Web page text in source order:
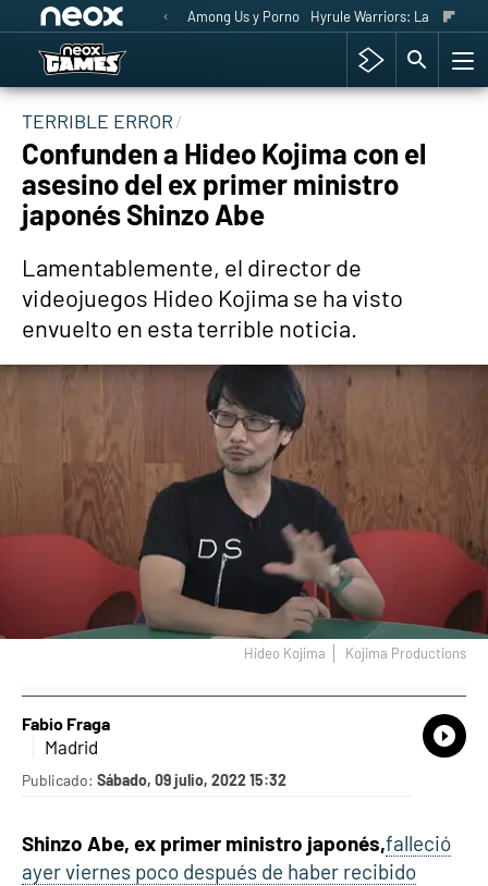
Among Us y Porno Hyrule Warriors: La Era del
TERRIBLE ERROR
Confunden a Hideo Kojima con el
asesino del ex primer ministro
japonés Shinzo Abe
Lamentablemente, el director de
videojuegos Hideo Kojima se ha visto
envuelto en esta terrible noticia.
Hideo Kojima Kojima Productions
Fabio Fraga
Madrid
Publicado: Sábado, 09 julio, 2022 15:32
Shinzo Abe, ex primer ministro japonés,falleció
ayer viernes poco después de haber recibido